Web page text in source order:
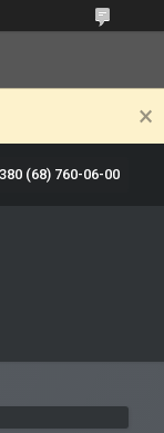
(68) 760-06-00